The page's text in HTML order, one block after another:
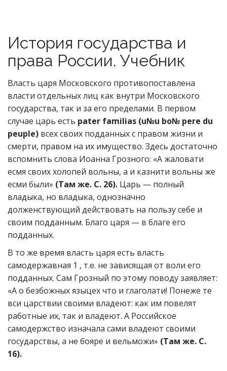
История государства и
права России. Учебник
Власть царя Московского противопоставлена
власти отдельных лиц как внутри Московского
государства, так и за его пределами. В первом
случае царь есть pater familias (u№u bo№ pere du
peuple) всех своих подданных с правом жизни и
смерти, правом на их имущество. Здесь достаточно
вспомнить слова Иоанна Грозного: «А жаловати
есмя своих холопей вольны, а и казнити вольны же
есми были» (Там же. С. 26). Царь — полный
владыка, но владыка, однозначно
долженствующий действовать на пользу себе и
своим подданным. Благо царя — в благе его
подданных.
В то же время власть царя есть власть
самодержавная 1 , т.е. не зависящая от воли его
подданных. Сам Грозный по этому поводу заявляет:
«А о безбожных языцех что и глаголати! Понеже те
вси царствии своими владеют: как им повелят
работные их, так и владеют. А Российское
самодержство изначала сами владеют своими
государствы, а не бояре и вельможи» (Там же. С.
16).